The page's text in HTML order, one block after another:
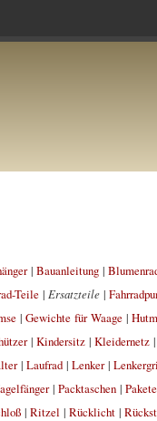
| Bauanleitung|
Teile| Ersatzteile|
| Gewichte für Waage|
| Kindersitz| Kleidernetz|
| Laufrad| Lenker|
| Packtaschen| Pakete
| Ritzel | Rücklicht|